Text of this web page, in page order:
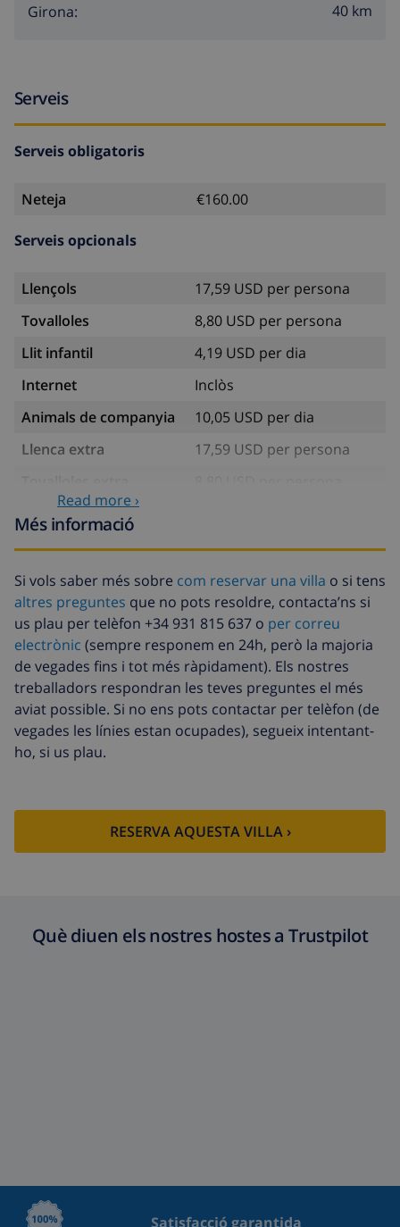
Girona: 40 km
Serveis
Serveis obligatoris
Neteja €160.00
Serveis opcionals
Llençols
17,59 USD per persona
Tovalloles
8,80 USD per persona
Llit infantil
4,19 USD per dia
Internet
Inclòs
Animals de companyia
10,05 USD per dia
Llenca extra
17,59 USD per persona
Fons de cancel·lació :
Read more ›
Més informació
Si vols saber més sobre com reservar una villa o si tens
altres preguntes que no pots resoldre, contacta’ns si
us plau per telèfon +34 931 815 637 o per correu
electrònic (sempre responem en 24h, però la majoria
de vegades fins i tot més ràpidament). Els nostres
treballadors respondran les teves preguntes el més
aviat possible. Si no ens pots contactar per telèfon (de
vegades les línies estan ocupades), segueix intentant-
ho, si us plau.
RESERVA AQUESTA VILLA ›
Què diuen els nostres hostes a Trustpilot
Satisfacció garantida